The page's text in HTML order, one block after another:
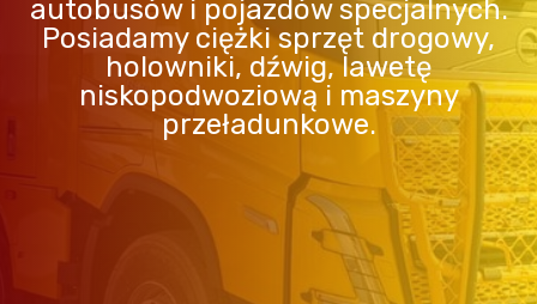
autobusów i pojazdów specjalnych.
Posiadamy ciężki sprzęt drogowy,
holowniki, dźwig, lawetę
niskopodwoziową i maszyny
przeładunkowe.